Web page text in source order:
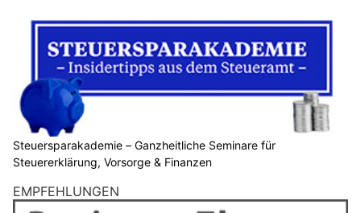
Steuersparakademie – Ganzheitliche Seminare für
Steuererklärung, Vorsorge & Finanzen
EMPFEHLUNGEN